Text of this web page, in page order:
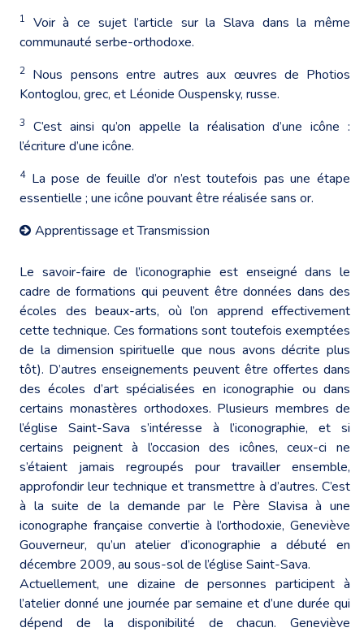
1
Voir à ce sujet l’article sur la Slava dans la même
communauté serbe-orthodoxe.
2
Nous pensons entre autres aux œuvres de Photios
Kontoglou, grec, et Léonide Ouspensky, russe.
3
C’est ainsi qu’on appelle la réalisation d’une icône :
l’écriture d’une icône.
4La pose de feuille d’or n’est toutefois pas une étape
essentielle ; une icône pouvant être réalisée sans or.
Apprentissage et Transmission
Le savoir-faire de l’iconographie est enseigné dans le
cadre de formations qui peuvent être données dans des
écoles des beaux-arts, où l’on apprend effectivement
cette technique. Ces formations sont toutefois exemptées
de la dimension spirituelle que nous avons décrite plus
tôt). D’autres enseignements peuvent être offertes dans
des écoles d’art spécialisées en iconographie ou dans
certains monastères orthodoxes. Plusieurs membres de
l’église Saint-Sava s’intéresse à l’iconographie, et si
certains peignent à l’occasion des icônes, ceux-ci ne
s’étaient jamais regroupés pour travailler ensemble,
approfondir leur technique et transmettre à d’autres. C’est
à la suite de la demande par le Père Slavisa à une
iconographe française convertie à l’orthodoxie, Geneviève
Gouverneur, qu’un atelier d’iconographie a débuté en
décembre 2009, au sous-sol de l’église Saint-Sava.
Actuellement, une dizaine de personnes participent à
l’atelier donné une journée par semaine et d’une durée qui
dépend de la disponibilité de chacun. Geneviève